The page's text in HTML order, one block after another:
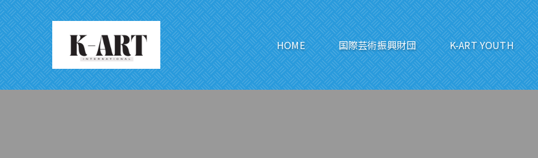
Skip
to
content
アジアと世界をつなぐ文化芸術の架け橋
HOME 国際芸術振興財団 K-ART YOUTH